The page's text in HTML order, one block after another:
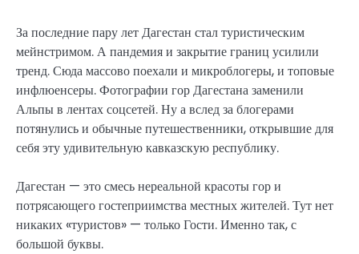
За последние пару лет Дагестан стал туристическим
мейнстримом. А пандемия и закрытие границ усилили
тренд. Сюда массово поехали и микроблогеры, и топовые
инфлюенсеры. Фотографии гор Дагестана заменили
Альпы в лентах соцсетей. Ну а вслед за блогерами
потянулись и обычные путешественники, открывшие для
себя эту удивительную кавказскую республику.
Дагестан — это смесь нереальной красоты гор и
потрясающего гостеприимства местных жителей. Тут нет
никаких «туристов» — только Гости. Именно так, с
большой буквы.